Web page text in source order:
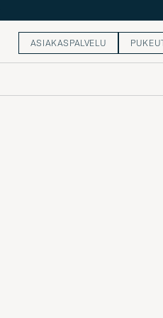
ASIAKASPALVELU